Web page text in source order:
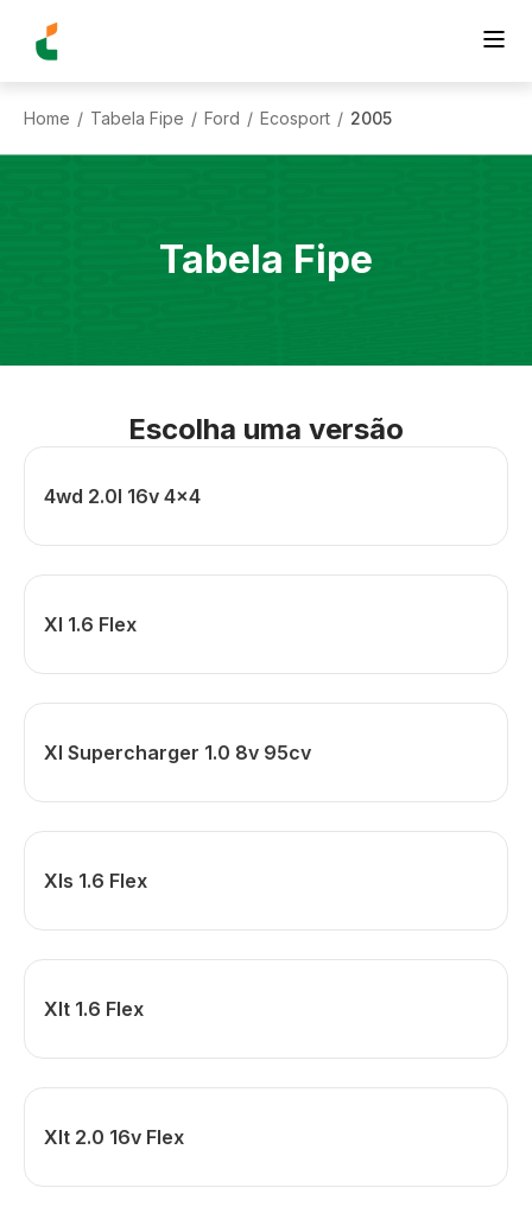
Home / Tabela Fipe / Ford / Ecosport / 2005
Tabela Fipe
Escolha uma versão
4wd 2.0l 16v 4x4
Xl 1.6 Flex
Xl Supercharger 1.0 8v 95cv
Xls 1.6 Flex
Xlt 1.6 Flex
Xlt 2.0 16v Flex